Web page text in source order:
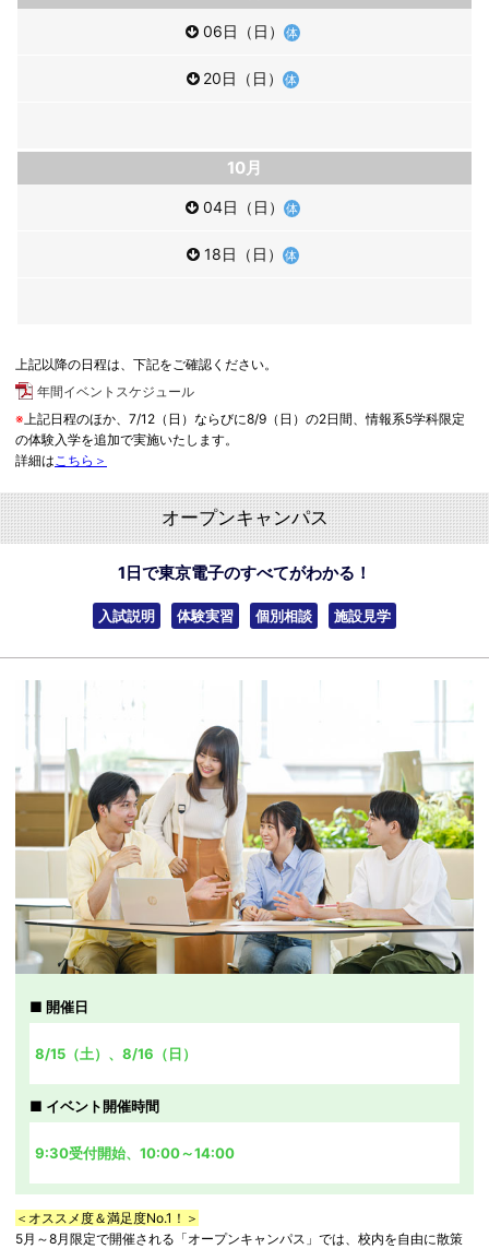
06日（日）
20日（日）
10月
04日（日）
18日（日）
上記以降の日程は、下記をご確認ください。
年間イベントスケジュール
※ 上記日程のほか、7/12（日）ならびに8/9（日）の2日間、情報系5学科限定
の体験入学を追加で実施いたします。
詳細は こちら＞
オープンキャンパス
1日で東京電子のすべてがわかる！
入試説明 体験実習 個別相談 施設見学
開催日
8/15（土）、8/16（日）
イベント開催時間
9:30受付開始、10:00～14:00
＜オススメ度＆満足度No.1！＞
5月～8月限定で開催される「オープンキャンパス」では、校内を自由に散策